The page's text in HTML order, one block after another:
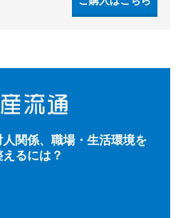
人関係、職場・生活環境を
えるには？